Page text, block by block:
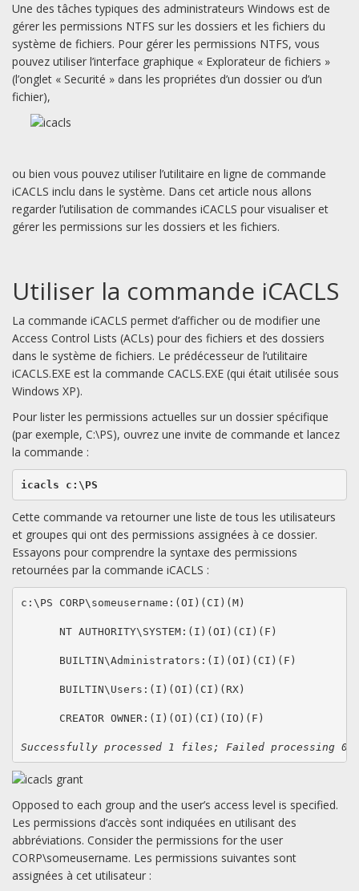
Une des tâches typiques des administrateurs Windows est de
gérer les permissions NTFS sur les dossiers et les fichiers du
système de fichiers. Pour gérer les permissions NTFS, vous
pouvez utiliser l’interface graphique « Explorateur de fichiers »
(l’onglet « Securité » dans les propriétes d’un dossier ou d’un
fichier),
ou bien vous pouvez utiliser l’utilitaire en ligne de commande
iCACLS inclu dans le système. Dans cet article nous allons
regarder l’utilisation de commandes iCACLS pour visualiser et
gérer les permissions sur les dossiers et les fichiers.
Utiliser la commande iCACLS
La commande iCACLS permet d’afficher ou de modifier une
Access Control Lists (ACLs) pour des fichiers et des dossiers
dans le système de fichiers. Le prédécesseur de l’utilitaire
iCACLS.EXE est la commande CACLS.EXE (qui était utilisée sous
Windows XP).
Pour lister les permissions actuelles sur un dossier spécifique
(par exemple, C:\PS), ouvrez une invite de commande et lancez
la commande :
icacls c:\PS
Cette commande va retourner une liste de tous les utilisateurs
et groupes qui ont des permissions assignées à ce dossier.
Essayons pour comprendre la syntaxe des permissions
retournées par la commande iCACLS :
c:\PS CORP\someusername:(OI)(CI)(M)
NT AUTHORITY\SYSTEM:(I)(OI)(CI)(F)
BUILTIN\Administrators:(I)(OI)(CI)(F)
BUILTIN\Users:(I)(OI)(CI)(RX)
CREATOR OWNER:(I)(OI)(CI)(IO)(F)
Successfully processed 1 files; Failed processing 0
Opposed to each group and the user’s access level is specified.
Les permissions d’accès sont indiquées en utilisant des
abbréviations. Consider the permissions for the user
CORP\someusername. Les permissions suivantes sont
assignées à cet utilisateur :